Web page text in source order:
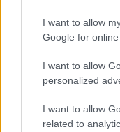
I want to allow
Google for
I want to allow
personalized
I want to allow
related to